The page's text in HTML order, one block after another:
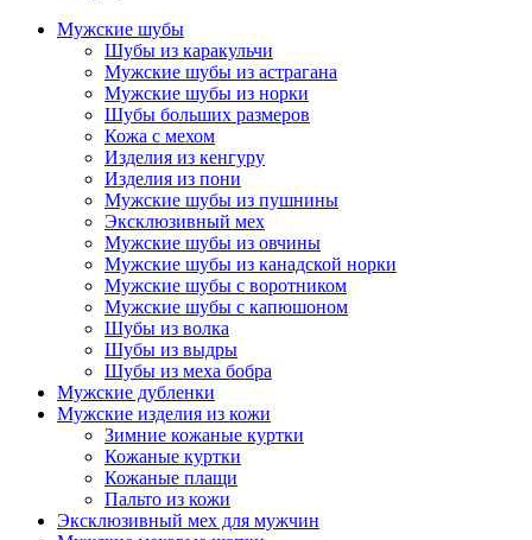
Мужские шубы
Шубы из каракульчи
Мужские шубы из астрагана
Мужские шубы из норки
Шубы больших размеров
Кожа с мехом
Изделия из кенгуру
Изделия из пони
Мужские шубы из пушнины
Эксклюзивный мех
Мужские шубы из овчины
Мужские шубы из канадской норки
Мужские шубы с воротником
Мужские шубы с капюшоном
Шубы из волка
Шубы из выдры
Шубы из меха бобра
Мужские дубленки
Мужские изделия из кожи
Зимние кожаные куртки
Кожаные куртки
Кожаные плащи
Пальто из кожи
Эксклюзивный мех для мужчин